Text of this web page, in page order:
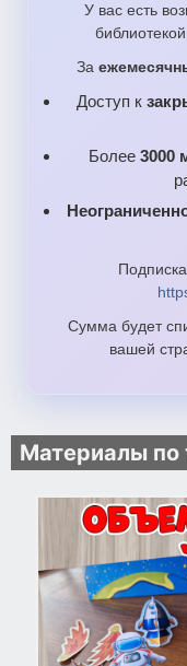
У вас есть
За
Доступ к
Более 3000
Сумма будет
вашей
Материалы по